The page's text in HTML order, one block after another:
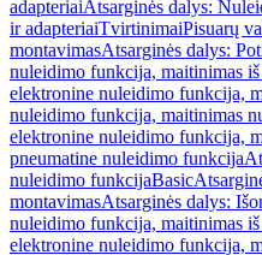
adapteriaiAtsarginės dalys:
ir adapteriaiTvirtinimaiPisuarų
montavimasAtsarginės dalys:
nuleidimo funkcija, maitinimas
elektronine nuleidimo funkcija,
nuleidimo funkcija, maitinimas
elektronine nuleidimo funkcija,
pneumatine nuleidimo funkcija
nuleidimo funkcijaBasic
montavimasAtsarginės dalys:
nuleidimo funkcija, maitinimas
elektronine nuleidimo funkcija,